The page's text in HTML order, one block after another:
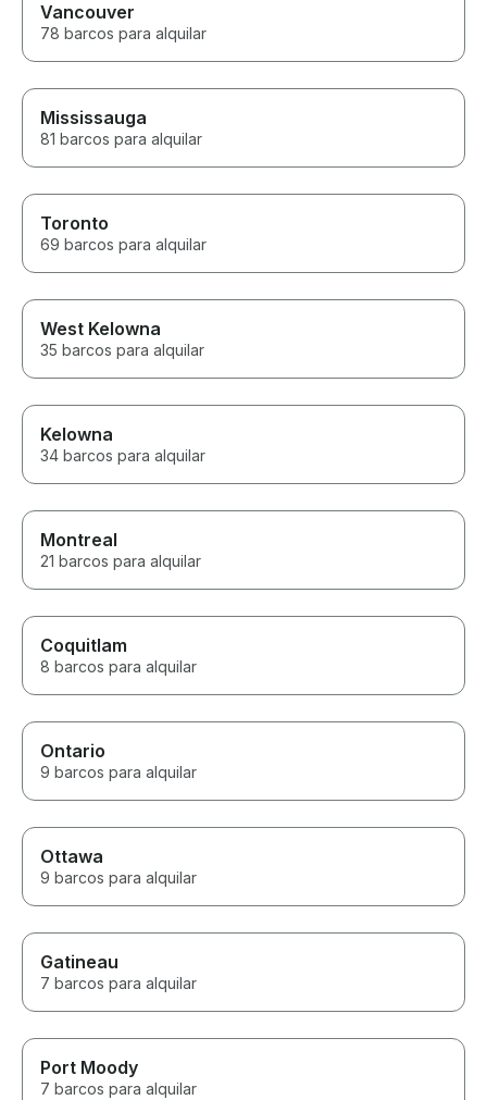
Vancouver
78 barcos para alquilar
Mississauga
81 barcos para alquilar
Toronto
69 barcos para alquilar
West Kelowna
35 barcos para alquilar
Kelowna
34 barcos para alquilar
Montreal
21 barcos para alquilar
Coquitlam
8 barcos para alquilar
Ontario
9 barcos para alquilar
Ottawa
9 barcos para alquilar
Gatineau
7 barcos para alquilar
Port Moody
7 barcos para alquilar